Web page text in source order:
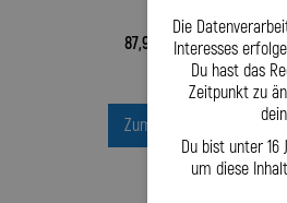
87,95 €
Zum Produkt
Die
Interesses
Du hast das
Zeitpunkt zu
Du bist unter
um diese